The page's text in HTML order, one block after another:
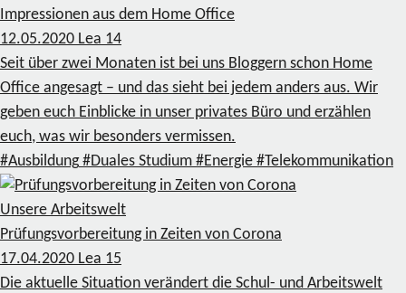
Impressionen aus dem Home Office
12.05.2020 Lea 14
Seit über zwei Monaten ist bei uns Bloggern schon Home
Office angesagt – und das sieht bei jedem anders aus. Wir
geben euch Einblicke in unser privates Büro und erzählen
euch, was wir besonders vermissen.
#Ausbildung #Duales Studium #Energie #Telekommunikation
Unsere Arbeitswelt
Prüfungsvorbereitung in Zeiten von Corona
17.04.2020 Lea 15
Die aktuelle Situation verändert die Schul- und Arbeitswelt